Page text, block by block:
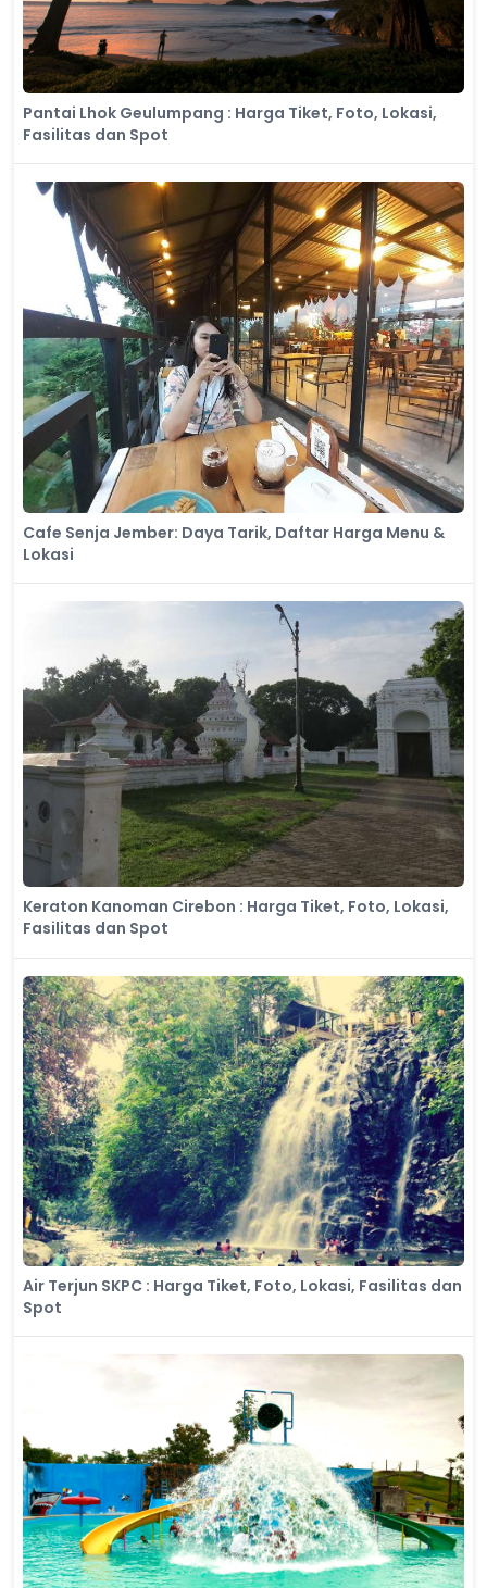
Pantai Lhok Geulumpang : Harga Tiket, Foto, Lokasi,
Fasilitas dan Spot
Cafe Senja Jember: Daya Tarik, Daftar Harga Menu &
Lokasi
Keraton Kanoman Cirebon : Harga Tiket, Foto, Lokasi,
Fasilitas dan Spot
Air Terjun SKPC : Harga Tiket, Foto, Lokasi, Fasilitas dan
Spot